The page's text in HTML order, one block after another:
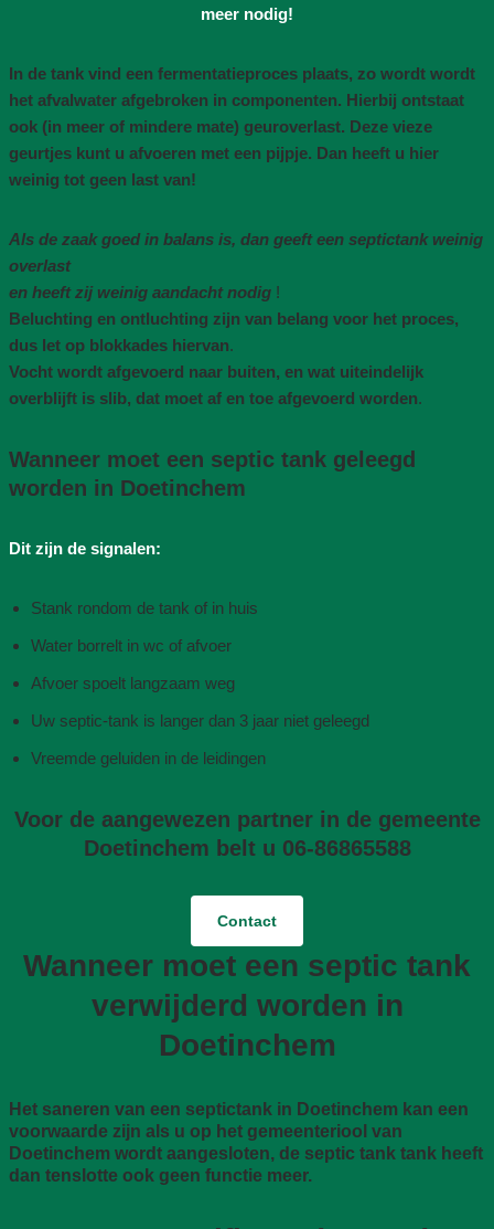
meer nodig!
In de tank vind een fermentatieproces plaats, zo wordt wordt
het afvalwater afgebroken in componenten. Hierbij ontstaat
ook (in meer of mindere mate) geuroverlast. Deze vieze
geurtjes kunt u afvoeren met een pijpje. Dan heeft u hier
weinig tot geen last van!
Als de zaak goed in balans is, dan geeft een septictank weinig
overlast
en heeft zij weinig aandacht nodig !
Beluchting en ontluchting zijn van belang voor het proces,
dus let op blokkades hiervan.
Vocht wordt afgevoerd naar buiten, en wat uiteindelijk
overblijft is slib, dat moet af en toe afgevoerd worden.
Wanneer moet een septic tank geleegd
worden in Doetinchem
Dit zijn de signalen:
Stank rondom de tank of in huis
Water borrelt in wc of afvoer
Afvoer spoelt langzaam weg
Uw septic-tank is langer dan 3 jaar niet geleegd
Vreemde geluiden in de leidingen
Voor de aangewezen partner in de gemeente
Doetinchem belt u 06-86865588
Contact
Wanneer moet een septic tank
verwijderd worden in
Doetinchem
Het saneren van een septictank in Doetinchem kan een
voorwaarde zijn als u op het gemeenteriool van
Doetinchem wordt aangesloten, de septic tank tank heeft
dan tenslotte ook geen functie meer.